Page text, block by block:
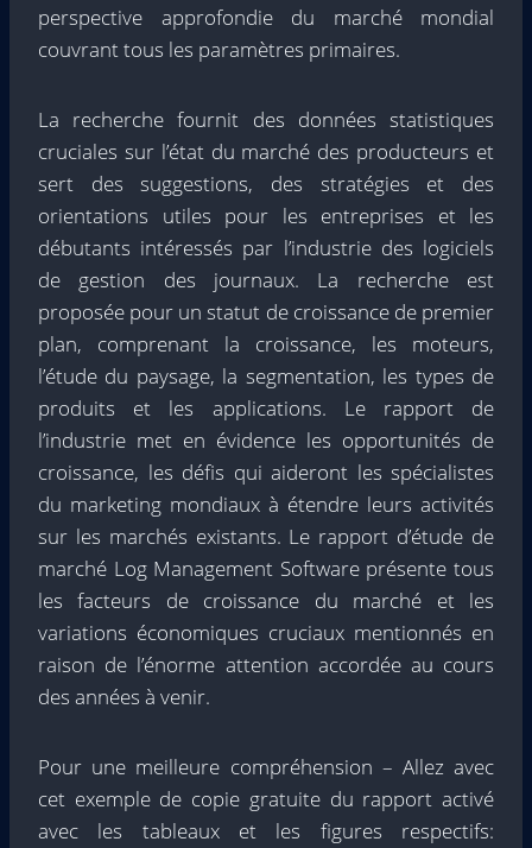
perspective approfondie du marché mondial
couvrant tous les paramètres primaires.
La recherche fournit des données statistiques
cruciales sur l’état du marché des producteurs et
sert des suggestions, des stratégies et des
orientations utiles pour les entreprises et les
débutants intéressés par l’industrie des logiciels
de gestion des journaux. La recherche est
proposée pour un statut de croissance de premier
plan, comprenant la croissance, les moteurs,
l’étude du paysage, la segmentation, les types de
produits et les applications. Le rapport de
l’industrie met en évidence les opportunités de
croissance, les défis qui aideront les spécialistes
du marketing mondiaux à étendre leurs activités
sur les marchés existants. Le rapport d’étude de
marché Log Management Software présente tous
les facteurs de croissance du marché et les
variations économiques cruciaux mentionnés en
raison de l’énorme attention accordée au cours
des années à venir.
Pour une meilleure compréhension – Allez avec
cet exemple de copie gratuite du rapport activé
avec les tableaux et les figures respectifs: